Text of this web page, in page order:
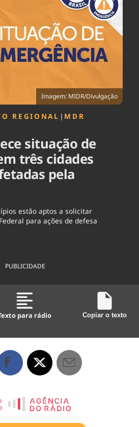
Podcast
Saúde
Tempo
Imagem: MIDR/Divulgação
REGIONAL | MDR
situação de
três cidades
pela
estão aptos a solicitar
para ações de defesa
PUBLICIDADE
para rádio Copiar o texto